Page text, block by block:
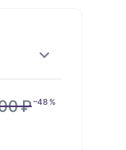
₽–48 %